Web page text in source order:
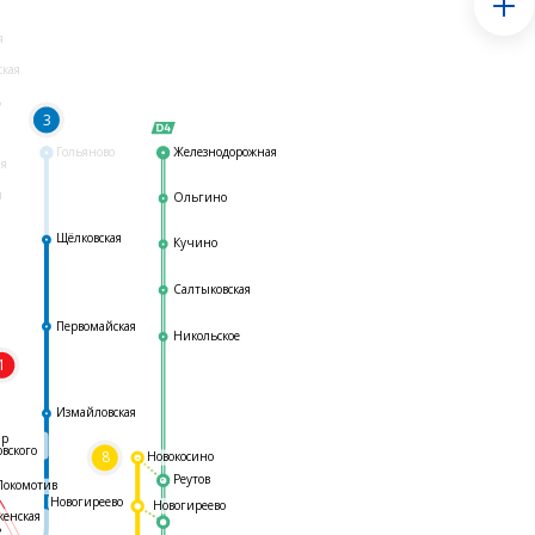
Гольяново
3
8
Железнодорожная
Ольгино
Кучино
Салтыковская
Никольское
Реутов
Измайловская
Первомайская
Щёлковская
Новогиреево
Новогиреево
Новокосино